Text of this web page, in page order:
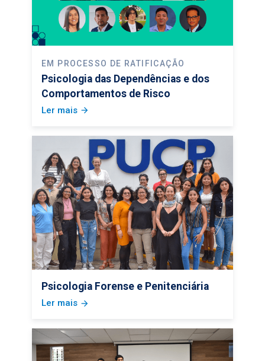
EM PROCESSO DE RATIFICAÇÃO
Psicologia das Dependências e dos
Comportamentos de Risco
Ler mais arrow_forward
Psicologia Forense e Penitenciária
Ler mais arrow_forward